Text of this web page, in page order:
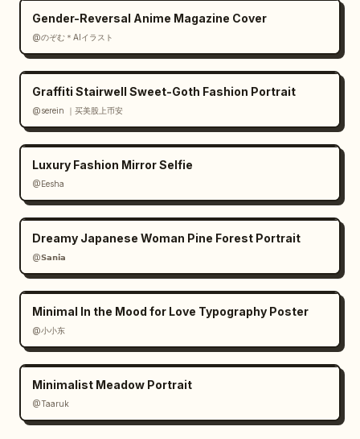
typographie audacieuse et lisible, une
composition d'affiche imprimée en couches,
de personnages supplémentaires."}
Gender-Reversal Anime Magazine Cover
@のぞむ＊AIイラスト
Graffiti Stairwell Sweet-Goth Fashion Portrait
@serein ｜买美股上币安
Luxury Fashion Mirror Selfie
@Eesha
Dreamy Japanese Woman Pine Forest Portrait
@𝗦𝗮𝗻𝗶𝗮
Minimal In the Mood for Love Typography Poster
@小小东
Minimalist Meadow Portrait
@Taaruk